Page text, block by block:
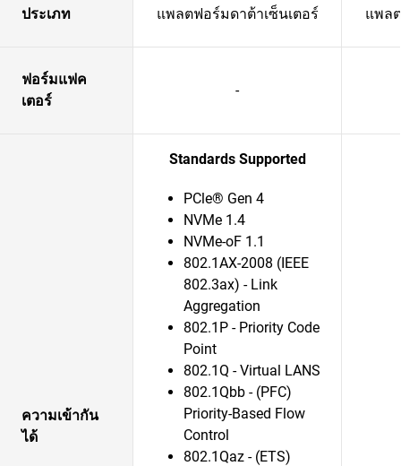
ประเภท แพลตฟอร์มดาต้าเซ็นเตอร์ แพล
ฟอร์มแฟค
เตอร์
-
ความเข้ากัน
ได้
Standards Supported
PCle® Gen 4
NVMe 1.4
NVMe-oF 1.1
802.1AX-2008 (IEEE
802.3ax) - Link
Aggregation
802.1P - Priority Code
Point
802.1Q - Virtual LANS
802.1Qbb - (PFC)
Priority-Based Flow
Control
802.1Qaz - (ETS)